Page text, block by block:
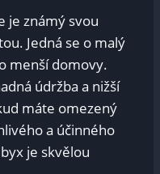
je známý svou
Jedná se o malý
menší domovy.
údržba a nižší
máte omezený
a účinného
je skvělou